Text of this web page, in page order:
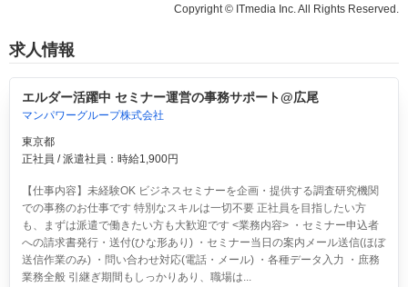
Copyright © ITmedia Inc. All Rights Reserved.
求人情報
エルダー活躍中 セミナー運営の事務サポート@広尾
マンパワーグループ株式会社
東京都
正社員 / 派遣社員：時給1,900円
【仕事内容】未経験OK ビジネスセミナーを企画・提供する調査研究機関
での事務のお仕事です 特別なスキルは一切不要 正社員を目指したい方
も、まずは派遣で働きたい方も大歓迎です <業務内容> ・セミナー申込者
への請求書発行・送付(ひな形あり) ・セミナー当日の案内メール送信(ほぼ
送信作業のみ) ・問い合わせ対応(電話・メール) ・各種データ入力 ・庶務
業務全般 引継ぎ期間もしっかりあり、職場は...